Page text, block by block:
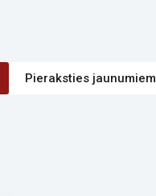
Pieraksties jaunumiem